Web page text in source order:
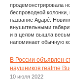
продемонстрировала
беспроводной колонки,
название Agapé.
внушительными
и в целом вышла
напоминает обычную
В России объявлен
наушников realme
10 июля 2022